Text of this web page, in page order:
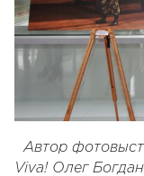
Автор
Viva! Олег Богдан